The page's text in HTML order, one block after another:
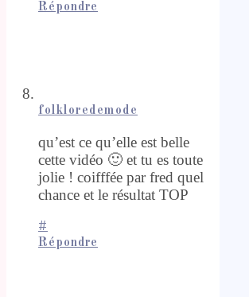
Répondre
folkloredemode
qu’est ce qu’elle est belle
cette vidéo 🙂 et tu es toute
jolie ! coifffée par fred quel
chance et le résultat TOP
#
Répondre